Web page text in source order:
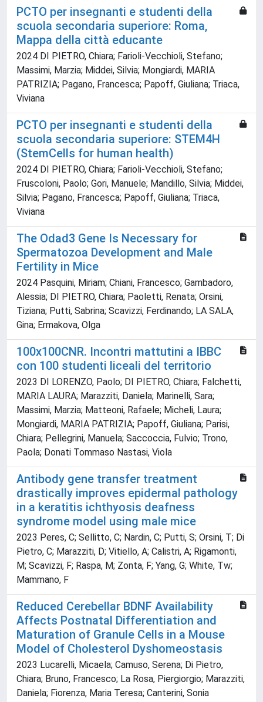
PCTO per insegnanti e studenti della
scuola secondaria superiore: Roma,
Mappa della città educante
2024 DI PIETRO, Chiara; Farioli-Vecchioli, Stefano;
Massimi, Marzia; Middei, Silvia; Mongiardi, MARIA
PATRIZIA; Pagano, Francesca; Papoff, Giuliana; Triaca,
Viviana
PCTO per insegnanti e studenti della
scuola secondaria superiore: STEM4H
(StemCells for human health)
2024 DI PIETRO, Chiara; Farioli-Vecchioli, Stefano;
Fruscoloni, Paolo; Gori, Manuele; Mandillo, Silvia; Middei,
Silvia; Pagano, Francesca; Papoff, Giuliana; Triaca,
Viviana
The Odad3 Gene Is Necessary for
Spermatozoa Development and Male
Fertility in Mice
2024 Pasquini, Miriam; Chiani, Francesco; Gambadoro,
Alessia; DI PIETRO, Chiara; Paoletti, Renata; Orsini,
Tiziana; Putti, Sabrina; Scavizzi, Ferdinando; LA SALA,
Gina; Ermakova, Olga
100x100CNR. Incontri mattutini a IBBC
con 100 studenti liceali del territorio
2023 DI LORENZO, Paolo; DI PIETRO, Chiara; Falchetti,
MARIA LAURA; Marazziti, Daniela; Marinelli, Sara;
Massimi, Marzia; Matteoni, Rafaele; Micheli, Laura;
Mongiardi, MARIA PATRIZIA; Papoff, Giuliana; Parisi,
Chiara; Pellegrini, Manuela; Saccoccia, Fulvio; Trono,
Paola; Donati Tommaso Nastasi, Viola
Antibody gene transfer treatment
drastically improves epidermal pathology
in a keratitis ichthyosis deafness
syndrome model using male mice
2023 Peres, C; Sellitto, C; Nardin, C; Putti, S; Orsini, T; Di
Pietro, C; Marazziti, D; Vitiello, A; Calistri, A; Rigamonti,
M; Scavizzi, F; Raspa, M; Zonta, F; Yang, G; White, Tw;
Mammano, F
Reduced Cerebellar BDNF Availability
Affects Postnatal Differentiation and
Maturation of Granule Cells in a Mouse
Model of Cholesterol Dyshomeostasis
2023 Lucarelli, Micaela; Camuso, Serena; Di Pietro,
Chiara; Bruno, Francesco; La Rosa, Piergiorgio; Marazziti,
Daniela; Fiorenza, Maria Teresa; Canterini, Sonia